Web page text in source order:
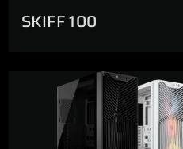
SKIFF 100